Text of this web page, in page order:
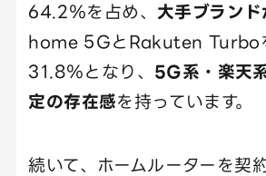
64.2％を占め、 大手ブランド
home 5GとRakuten Turbo
31.8％となり、 5G系・楽天
定の存在感を持っています。
続いて、ホームルーターを契